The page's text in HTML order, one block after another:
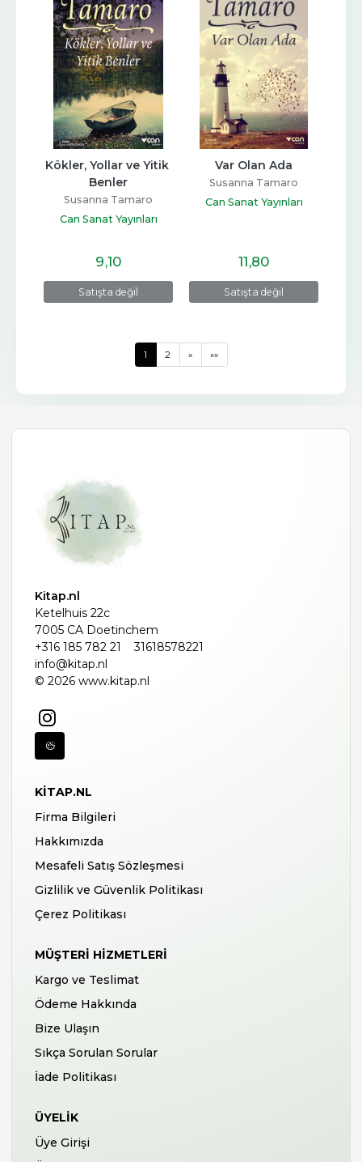
Satışta değil
Kökler, Yollar ve Yitik
Benler
Susanna Tamaro
Can Sanat Yayınları
9,10
Satışta değil
Var Olan Ada
Susanna Tamaro
Can Sanat Yayınları
11,80
1 2 » »»
Kitap.nl
Ketelhuis 22c
7005 CA Doetinchem
+316 185 782 21
31618578221
info@kitap.nl
© 2026 www.kitap.nl
KITAP.NL
Firma Bilgileri
Hakkımızda
Mesafeli Satış Sözleşmesi
Gizlilik ve Güvenlik Politikası
Çerez Politikası
MÜŞTERI HIZMETLERI
Kargo ve Teslimat
Ödeme Hakkında
Bize Ulaşın
Sıkça Sorulan Sorular
İade Politikası
ÜYELIK
Üye Girişi